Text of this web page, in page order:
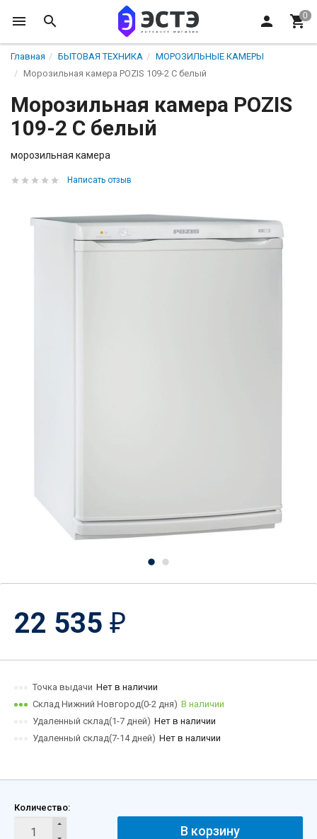
Главная БЫТОВАЯ ТЕХНИКА
МОРОЗИЛЬНЫЕ КАМЕРЫ
Морозильная камера POZIS 109-2 C белый
Морозильная камера POZIS
109-2 C белый
морозильная камера
Написать отзыв
22 535 ₽
Точка выдачи Нет в наличии
Склад Нижний Новгород(0-2 дня) В наличии
Удаленный склад(1-7 дней) Нет в наличии
Удаленный склад(7-14 дней) Нет в наличии
Количество:
В корзину